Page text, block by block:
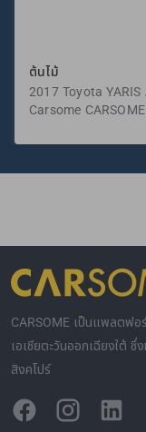
ต้นไม้
2017 Toyota
Carsome
CARSOME เป็นแพลตฟอ
เอเชียตะวันออกเฉียงใต้ ซึ่
สิงคโปร์